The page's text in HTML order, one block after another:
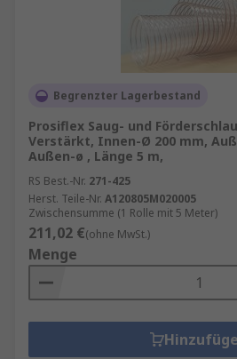
Begrenzter Lagerbestand
Prosiflex Saug- und
Verstärkt, Innen-Ø 200 mm,
Außen-ø , Länge 5 m,
RS Best.-Nr. 271-425
Herst. Teile-Nr. A120805M020005
Zwischensumme (1 Rolle mit 5 Meter)
211,02 €(ohne MwSt.)
Menge